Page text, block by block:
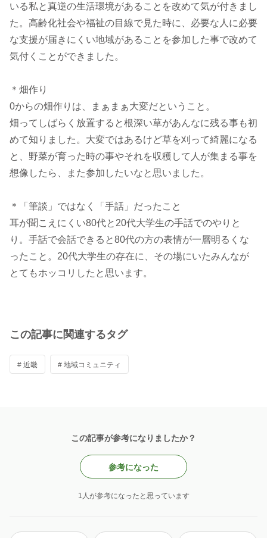
いる私と真逆の生活環境があることを改めて気が付きまし
た。高齢化社会や福祉の目線で見た時に、必要な人に必要
な支援が届きにくい地域があることを参加した事で改めて
気付くことができました。
＊畑作り
0からの畑作りは、まぁまぁ大変だということ。
畑ってしばらく放置すると根深い草があんなに残る事も初
めて知りました。大変ではあるけど草を刈って綺麗になる
と、野菜が育った時の事やそれを収穫して人が集まる事を
想像したら、また参加したいなと思いました。
＊「筆談」ではなく「手話」だったこと
耳が聞こえにくい80代と20代大学生の手話でのやりと
り。手話で会話できると80代の方の表情が一層明るくな
ったこと。20代大学生の存在に、その場にいたみんなが
とてもホッコリしたと思います。
この記事に関連するタグ
# 近畿 # 地域コミュニティ
この記事が参考になりましたか？
参考になった
1人が参考になったと思っています